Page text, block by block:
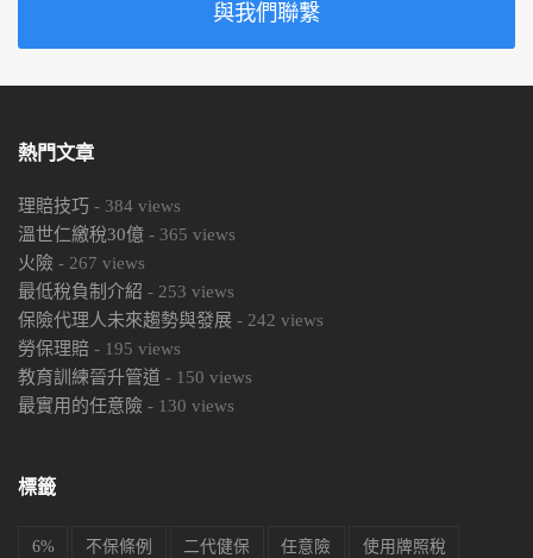
與我們聯繫
熱門文章
理賠技巧 - 384 views
溫世仁繳稅30億 - 365 views
火險 - 267 views
最低稅負制介紹 - 253 views
保險代理人未來趨勢與發展 - 242 views
勞保理賠 - 195 views
教育訓練晉升管道 - 150 views
最實用的任意險 - 130 views
標籤
6% 不保條例 二代健保 任意險 使用牌照稅